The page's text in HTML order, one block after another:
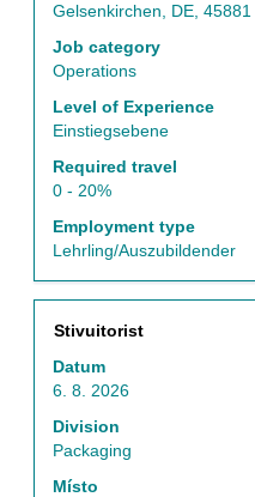
Gelsenkirchen, DE, 45881
Job category
Operations
Level of Experience
Einstiegsebene
Required travel
0 - 20%
Employment type
Lehrling/Auszubildender
Titul
Stivuitorist
Datum
6. 8. 2026
Division
Packaging
Místo
Vyberte
zobrazení
veškerých
informací
o